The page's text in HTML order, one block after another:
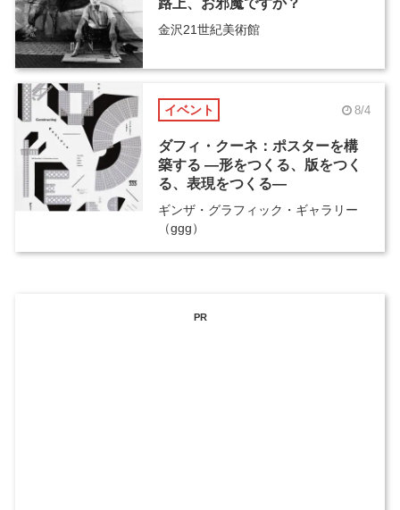
路上、お邪魔ですか？
金沢21世紀美術館
イベント 8/4
ダフィ・クーネ：ポスターを構
築する ―形をつくる、版をつく
る、表現をつくる―
ギンザ・グラフィック・ギャラリー
（ggg）
PR